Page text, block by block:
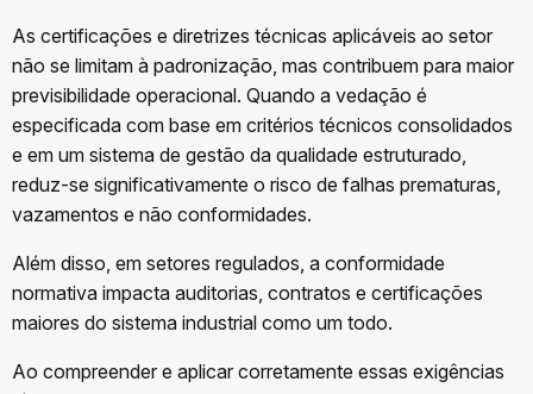
As certificações e diretrizes técnicas aplicáveis ao setor
não se limitam à padronização, mas contribuem para maior
previsibilidade operacional. Quando a vedação é
especificada com base em critérios técnicos consolidados
e em um sistema de gestão da qualidade estruturado,
reduz-se significativamente o risco de falhas prematuras,
vazamentos e não conformidades.
Além disso, em setores regulados, a conformidade
normativa impacta auditorias, contratos e certificações
maiores do sistema industrial como um todo.
Ao compreender e aplicar corretamente essas exigências